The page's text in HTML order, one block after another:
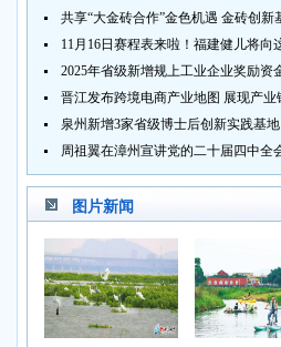
泉州新增3家省级博士后创新实践基地
图片新闻